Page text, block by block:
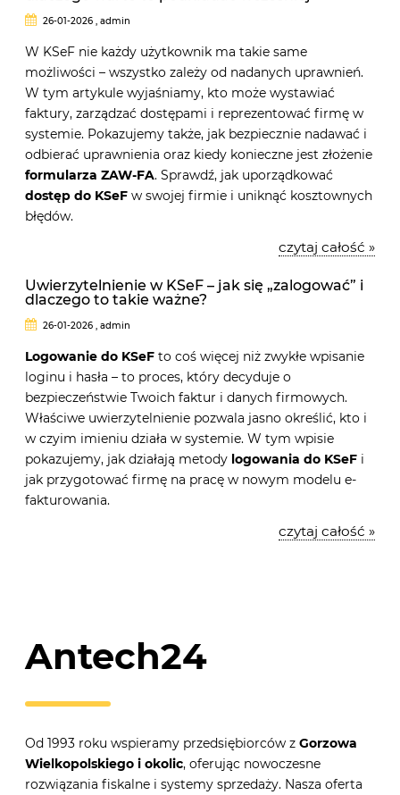
26-01-2026 , admin
W KSeF nie każdy użytkownik ma takie same
możliwości – wszystko zależy od nadanych uprawnień.
W tym artykule wyjaśniamy, kto może wystawiać
faktury, zarządzać dostępami i reprezentować firmę w
systemie. Pokazujemy także, jak bezpiecznie nadawać i
odbierać uprawnienia oraz kiedy konieczne jest złożenie
formularza ZAW-FA. Sprawdź, jak uporządkować
dostęp do KSeF w swojej firmie i uniknąć kosztownych
błędów.
czytaj całość »
Uwierzytelnienie w KSeF – jak się „zalogować” i
dlaczego to takie ważne?
26-01-2026 , admin
Logowanie do KSeF to coś więcej niż zwykłe wpisanie
loginu i hasła – to proces, który decyduje o
bezpieczeństwie Twoich faktur i danych firmowych.
Właściwe uwierzytelnienie pozwala jasno określić, kto i
w czyim imieniu działa w systemie. W tym wpisie
pokazujemy, jak działają metody logowania do KSeF i
jak przygotować firmę na pracę w nowym modelu e-
fakturowania.
czytaj całość »
Antech24
Od 1993 roku wspieramy przedsiębiorców z Gorzowa
Wielkopolskiego i okolic, oferując nowoczesne
rozwiązania fiskalne i systemy sprzedaży. Nasza oferta